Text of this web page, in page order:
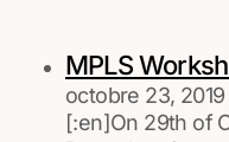
MPLS
octobre 23, 2019
[:en]On 29th of